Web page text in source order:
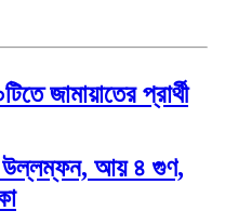
জামায়াতের প্রার্থী
উল্লম্ফন, আয় ৪ গুণ,